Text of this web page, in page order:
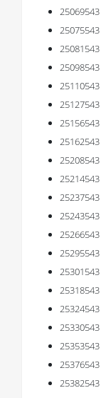
25069543
25075543
25081543
25098543
25110543
25127543
25156543
25162543
25208543
25214543
25237543
25243543
25266543
25295543
25301543
25318543
25324543
25330543
25353543
25376543
25382543